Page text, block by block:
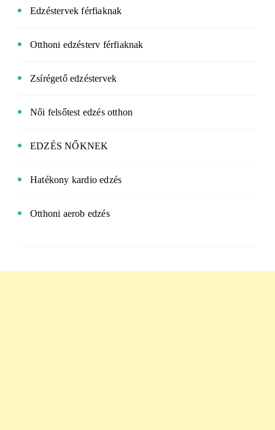
Edzéstervek férfiaknak
Otthoni edzésterv férfiaknak
Zsírégető edzéstervek
Női felsőtest edzés otthon
EDZÉS NŐKNEK
Hatékony kardio edzés
Otthoni aerob edzés